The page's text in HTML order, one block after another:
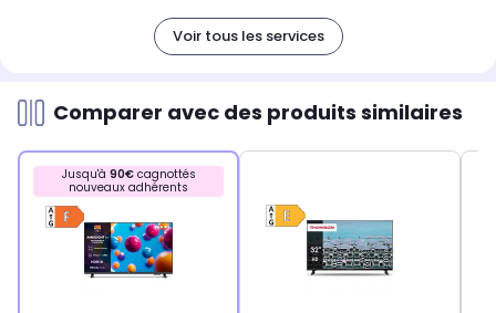
Voir tous les services
Comparer avec des produits similaires
Jusqu'à 90€cagnottés
nouveaux adhérents